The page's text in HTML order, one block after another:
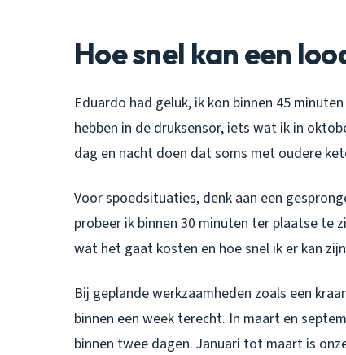
Hoe snel kan een
Eduardo had geluk, ik kon binnen 45
hebben in de druksensor, iets wat ik in
dag en nacht doen dat soms met oudere
Voor spoedsituaties, denk aan een
probeer ik binnen 30 minuten ter plaatse te
wat het gaat kosten en hoe snel ik er kan
Bij geplande werkzaamheden zoals een
binnen een week terecht. In maart en
binnen twee dagen. Januari tot maart is